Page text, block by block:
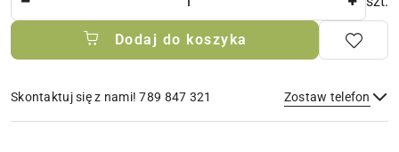
Dodaj do koszyka
Skontaktuj się z nami! 789 847 321 Zostaw telefon